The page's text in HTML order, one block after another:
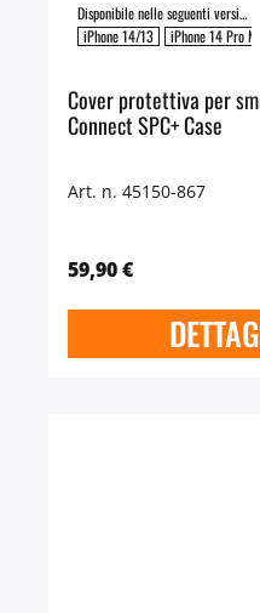
Disponibile nelle seguenti versioni:
iPhone 14/13
iPhone 14 Pro
Cover protettiva per
Connect SPC+ Case
Art. n. 45150-867
59,90 €